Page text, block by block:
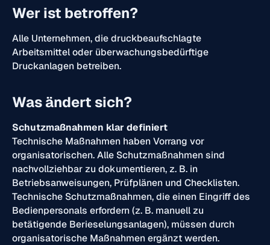
Wer ist betroffen?
Alle Unternehmen, die druckbeaufschlagte
Arbeitsmittel oder überwachungsbedürftige
Druckanlagen betreiben.
Was ändert sich?
Schutzmaßnahmen klar definiert
Technische Maßnahmen haben Vorrang vor
organisatorischen. Alle Schutzmaßnahmen sind
nachvollziehbar zu dokumentieren, z. B. in
Betriebsanweisungen, Prüfplänen und Checklisten.
Technische Schutzmaßnahmen, die einen Eingriff des
Bedienpersonals erfordern (z. B. manuell zu
betätigende Berieselungsanlagen), müssen durch
organisatorische Maßnahmen ergänzt werden.